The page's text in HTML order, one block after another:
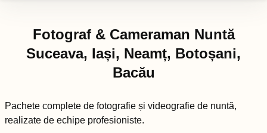
Fotograf & Cameraman Nuntă
Suceava, Iași, Neamț, Botoșani,
Bacău
Pachete complete de fotografie și videografie de nuntă,
realizate de echipe profesioniste.